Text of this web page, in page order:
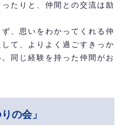
たりと、仲間との交流は励
、思いをわかってくれる仲
て、よりよく過ごすきっか
同じ経験を持った仲間がお
の会」